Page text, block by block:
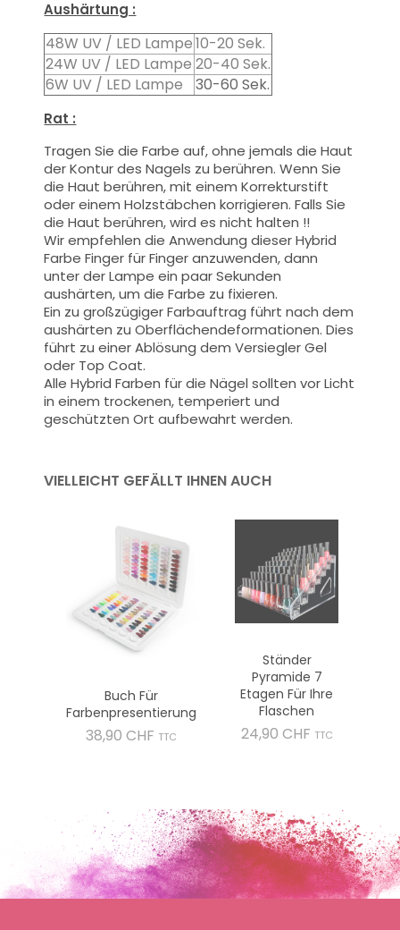
Aushärtung :
48W UV / LED Lampe10-20 Sek.
24W UV / LED Lampe 20-40 Sek.
6W UV / LED Lampe
30-60 Sek.
Rat :
Tragen Sie die Farbe auf, ohne jemals die Haut
der Kontur des Nagels zu berühren. Wenn Sie
die Haut berühren, mit einem Korrekturstift
oder einem Holzstäbchen korrigieren. Falls Sie
die Haut berühren, wird es nicht halten !!
Wir empfehlen die Anwendung dieser Hybrid
Farbe Finger für Finger anzuwenden, dann
unter der Lampe ein paar Sekunden
aushärten, um die Farbe zu fixieren.
Ein zu großzügiger Farbauftrag führt nach dem
aushärten zu Oberflächendeformationen. Dies
führt zu einer Ablösung dem Versiegler Gel
oder Top Coat.
Alle Hybrid Farben für die Nägel sollten vor Licht
in einem trockenen, temperiert und
geschützten Ort aufbewahrt werden.
VIELLEICHT GEFÄLLT IHNEN AUCH
Buch Für
Farbenpresentierung
38,90 CHF Preis
TTC
Ständer
Pyramide 7
Etagen Für Ihre
Flaschen
24,90 CHF Preis
TTC